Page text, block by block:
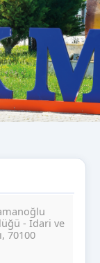
- İdari ve
70100